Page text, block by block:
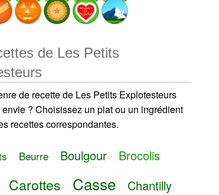
de Les Petits
de recette de Les Petits Explotesteurs
? Choisissez un plat ou un ingrédient
recettes correspondantes.
Beurre Boulgour
Brocolis
Carottes Casse
Chantilly